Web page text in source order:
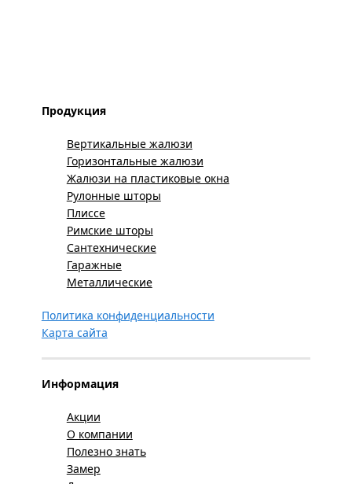
Продукция
Вертикальные жалюзи
Горизонтальные жалюзи
Жалюзи на пластиковые окна
Рулонные шторы
Плиссе
Римские шторы
Сантехнические
Гаражные
Металлические
Политика конфиденциальности
Карта сайта
Информация
Акции
О компании
Полезно знать
Замер